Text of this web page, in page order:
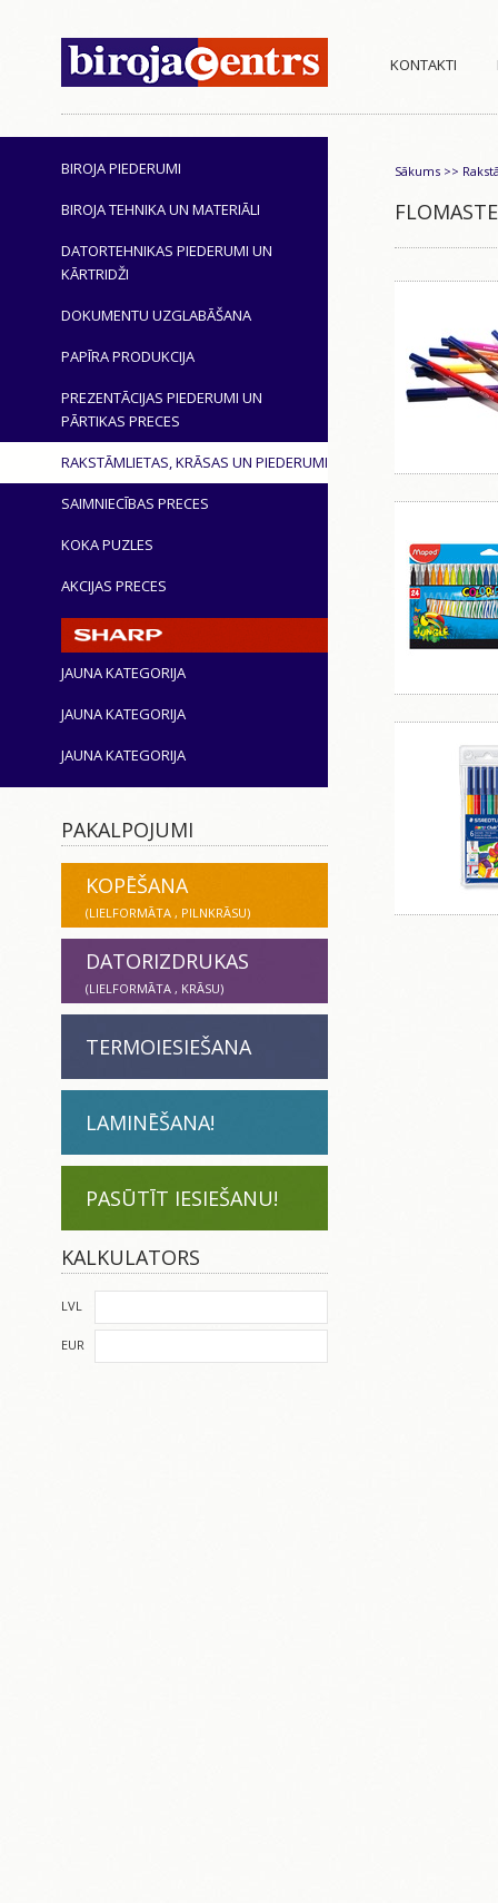
KONTAKTI
BIROJA PIEDERUMI
BIROJA TEHNIKA UN MATERIĀLI
DATORTEHNIKAS PIEDERUMI UN
KĀRTRIDŽI
DOKUMENTU UZGLABĀŠANA
PAPĪRA PRODUKCIJA
PREZENTĀCIJAS PIEDERUMI UN
PĀRTIKAS PRECES
RAKSTĀMLIETAS, KRĀSAS UN PIEDERUMI
SAIMNIECĪBAS PRECES
KOKA PUZLES
AKCIJAS PRECES
JAUNA KATEGORIJA
JAUNA KATEGORIJA
JAUNA KATEGORIJA
Sākums >>
PAKALPOJUMI
KOPĒŠANA
(LIELFORMĀTA , PILNKRĀSU)
DATORIZDRUKAS
(LIELFORMĀTA , KRĀSU)
TERMOIESIEŠANA
LAMINĒŠANA!
PASŪTĪT IESIEŠANU!
KALKULATORS
LVL
EUR